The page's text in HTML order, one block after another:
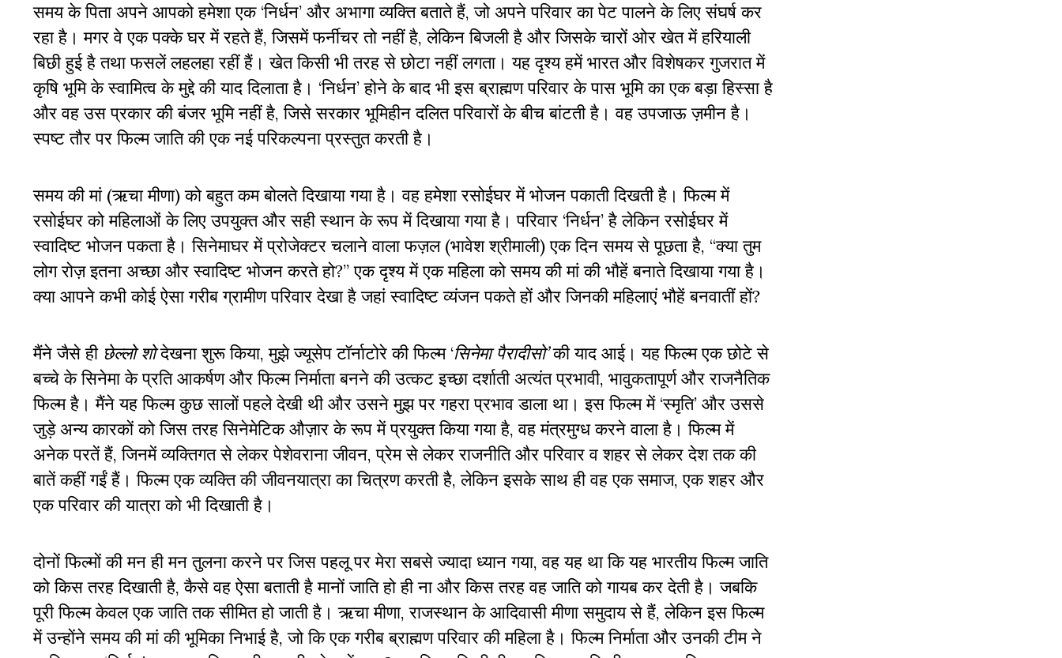
समय के पिता अपने आपको हमेशा एक ‘निर्धन’ और अभागा व्यक्ति बताते हैं, जो अपने परिवार का पेट पालने के लिए संघर्ष कर
रहा है। मगर वे एक पक्के घर में रहते हैं, जिसमें फर्नीचर तो नहीं है, लेकिन बिजली है और जिसके चारों ओर खेत में हरियाली
बिछी हुई है तथा फसलें लहलहा रहीं हैं। खेत किसी भी तरह से छोटा नहीं लगता। यह दृश्य हमें भारत और विशेषकर गुजरात में
कृषि भूमि के स्वामित्व के मुद्दे की याद दिलाता है। ‘निर्धन’ होने के बाद भी इस ब्राह्मण परिवार के पास भूमि का एक बड़ा हिस्सा है
और वह उस प्रकार की बंजर भूमि नहीं है, जिसे सरकार भूमिहीन दलित परिवारों के बीच बांटती है। वह उपजाऊ ज़मीन है।
स्पष्ट तौर पर फिल्म जाति की एक नई परिकल्पना प्रस्तुत करती है।
समय की मां (ऋचा मीणा) को बहुत कम बोलते दिखाया गया है। वह हमेशा रसोईघर में भोजन पकाती दिखती है। फिल्म में
रसोईघर को महिलाओं के लिए उपयुक्त और सही स्थान के रूप में दिखाया गया है। परिवार ‘निर्धन’ है लेकिन रसोईघर में
स्वादिष्ट भोजन पकता है। सिनेमाघर में प्रोजेक्टर चलाने वाला फज़ल (भावेश श्रीमाली) एक दिन समय से पूछता है, “क्या तुम
लोग रोज़ इतना अच्छा और स्वादिष्ट भोजन करते हो?” एक दृश्य में एक महिला को समय की मां की भौहें बनाते दिखाया गया है।
क्या आपने कभी कोई ऐसा गरीब ग्रामीण परिवार देखा है जहां स्वादिष्ट व्यंजन पकते हों और जिनकी महिलाएं भौहें बनवातीं हों?
मैंने जैसे ही छेल्लो शोदेखना शुरू किया, मुझे ज्यूसेप टॉर्नाटोरे की फिल्म ‘सिनेमा पैरादीसो’की याद आई। यह फिल्म एक छोटे से
बच्चे के सिनेमा के प्रति आकर्षण और फिल्म निर्माता बनने की उत्कट इच्छा दर्शाती अत्यंत प्रभावी, भावुकतापूर्ण और राजनैतिक
फिल्म है। मैंने यह फिल्म कुछ सालों पहले देखी थी और उसने मुझ पर गहरा प्रभाव डाला था। इस फिल्म में ‘स्मृति’ और उससे
जुड़े अन्य कारकों को जिस तरह सिनेमेटिक औज़ार के रूप में प्रयुक्त किया गया है, वह मंत्रमुग्ध करने वाला है। फिल्म में
अनेक परतें हैं, जिनमें व्यक्तिगत से लेकर पेशेवराना जीवन, प्रेम से लेकर राजनीति और परिवार व शहर से लेकर देश तक की
बातें कहीं गईं हैं। फिल्म एक व्यक्ति की जीवनयात्रा का चित्रण करती है, लेकिन इसके साथ ही वह एक समाज, एक शहर और
एक परिवार की यात्रा को भी दिखाती है।
दोनों फिल्मों की मन ही मन तुलना करने पर जिस पहलू पर मेरा सबसे ज्यादा ध्यान गया, वह यह था कि यह भारतीय फिल्म जाति
को किस तरह दिखाती है, कैसे वह ऐसा बताती है मानों जाति हो ही ना और किस तरह वह जाति को गायब कर देती है। जबकि
पूरी फिल्म केवल एक जाति तक सीमित हो जाती है। ऋचा मीणा, राजस्थान के आदिवासी मीणा समुदाय से हैं, लेकिन इस फिल्म
में उन्होंने समय की मां की भूमिका निभाई है, जो कि एक गरीब ब्राह्मण परिवार की महिला है। फिल्म निर्माता और उनकी टीम ने